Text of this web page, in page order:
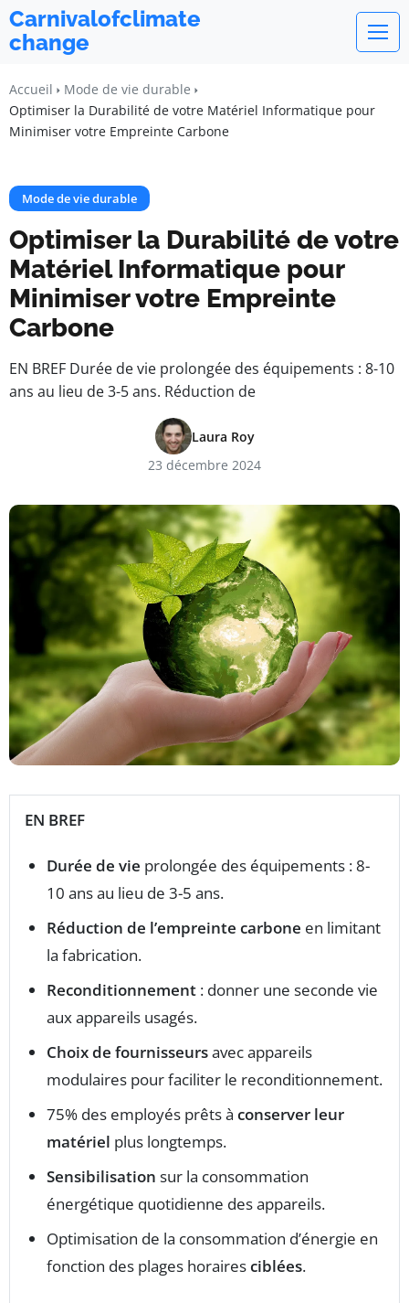
Carnivalofclimate
change
Accueil
Mode de vie durable
Optimiser la Durabilité de votre Matériel Informatique pour
Minimiser votre Empreinte Carbone
Mode de vie durable
Optimiser la Durabilité de votre
Matériel Informatique pour
Minimiser votre Empreinte
Carbone
EN BREF Durée de vie prolongée des équipements : 8-10
ans au lieu de 3-5 ans. Réduction de
Laura Roy
23 décembre 2024
EN BREF
Durée de vie prolongée des équipements : 8-
10 ans au lieu de 3-5 ans.
Réduction de l’empreinte carbone en limitant
la fabrication.
Reconditionnement : donner une seconde vie
aux appareils usagés.
Choix de fournisseursavec appareils
modulaires pour faciliter le reconditionnement.
75% des employés prêts à conserver leur
matériel plus longtemps.
Sensibilisation sur la consommation
énergétique quotidienne des appareils.
Optimisation de la consommation d’énergie en
fonction des plages horairesciblées.